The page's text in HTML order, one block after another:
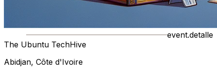
event.detalle
The Ubuntu TechHive
Abidjan, Côte d'Ivoire